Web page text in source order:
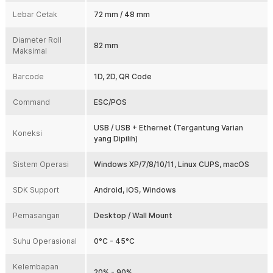
mudah berkat sistem easy paper loading. Sangat cocok untuk
Kelengkapan Produk
1 x RONGTA Printer Barcode Thermal Label Auto Cutter 203 DPI
1 x Kabel USB Type B
Lebar Cetak 72 mm / 48 mm
Diameter Roll
Maksimal
82 mm
Barcode 1D, 2D, QR Code
Command ESC/POS
Koneksi
USB / USB + Ethernet (Tergantung Varian
yang Dipilih)
Sistem Operasi Windows XP/7/8/10/11, Linux CUPS, macOS
SDK Support Android, iOS, Windows
Pemasangan Desktop / Wall Mount
Suhu Operasional 0°C - 45°C
Kelembapan